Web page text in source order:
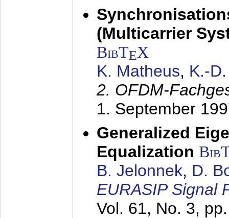
(Multicarrier
BibTEX
K. Matheus, K.-
2. OFDM-
1. September
Generalized
Equalization
B. Jelonnek, D.
EURASIP Signal
Vol. 61, No. 3,